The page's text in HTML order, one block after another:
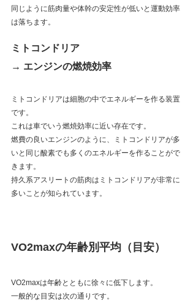
同じように筋肉量や体幹の安定性が低いと運動効率
は落ちます。
ミトコンドリア
→ エンジンの燃焼効率
ミトコンドリアは細胞の中でエネルギーを作る装置
です。
これは車でいう燃焼効率に近い存在です。
燃費の良いエンジンのように、ミトコンドリアが多
いと同じ酸素でも多くのエネルギーを作ることがで
きます。
持久系アスリートの筋肉はミトコンドリアが非常に
多いことが知られています。
VO2maxの年齢別平均（目安）
VO2maxは年齢とともに徐々に低下します。
一般的な目安は次の通りです。